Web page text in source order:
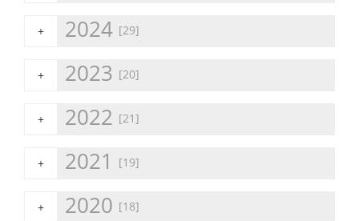
+ 2024 [29]
+ 2023 [20]
+ 2022 [21]
+ 2021 [19]
+ 2020 [18]